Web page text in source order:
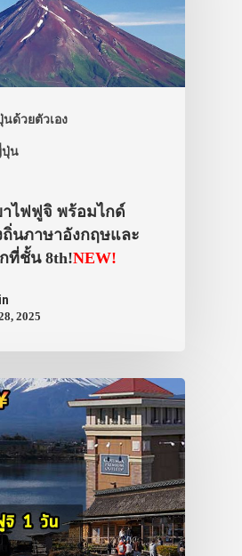
ด้วยตัวเอง
ปุ่น
ไฟฟูจิ พร้อมไกด์
ถิ่นภาษาอังกฤษและ
ที่ชั้น 8th!NEW!
2025
ที่พัก
สาระน่ารู้
VIDEO